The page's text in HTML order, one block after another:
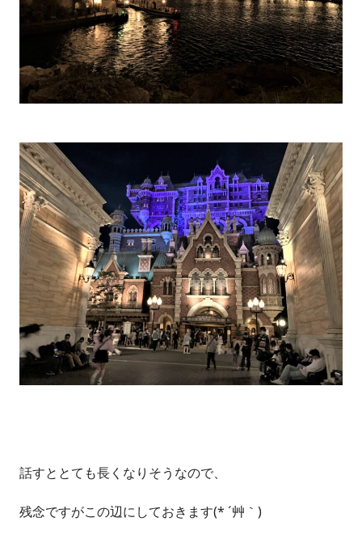
話すととても長くなりそうなので、
残念ですがこの辺にしておきます(* ´艸｀)